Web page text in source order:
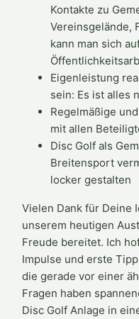
Kontakte zu
Vereinsgelände,
kann man sich
Eigenleistung
sein: Es ist alles
Regelmäßige
mit allen
Disc Golf als
Breitensport
locker gestalten
Vielen Dank für Deine
unserem heutigen
Freude bereitet. Ich
Impulse und erste
die gerade vor einer
Fragen haben
Disc Golf Anlage in